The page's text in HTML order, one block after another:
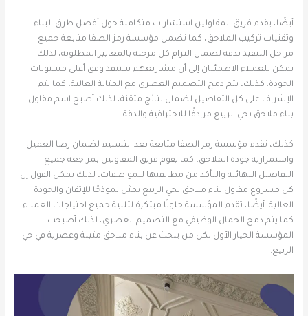
أيضًا، يقدم فريق المقاولين استشارات متكاملة حول أفضل طرق البناء
وتقنيات تركيب الملاحق، كما تضمن مؤسسة رمز الصفا متابعة جميع
مراحل التنفيذ بدقة لضمان التزام كل مرحلة بالمعايير المطلوبة، لذلك
يمكن للعملاء الاطمئنان إلى أن مشاريعهم ستنفذ وفق أعلى مستويات
الجودة. كذلك، يتم دمج التصميم العصري مع المتانة العالية، كما يتم
الإشراف على كل التفاصيل لضمان نتائج متقنة، لذلك أصبح اسم مقاول
بناء ملاحق بحي الربيع مرادفًا للاحترافية والدقة.
كذلك، تقدم مؤسسة رمز الصفا متابعة بعد التسليم لضمان رضا العميل
واستمرارية جودة الملاحق، كما يقوم فريق المقاولين بمراجعة جميع
التفاصيل النهائية والتأكد من مطابقتها للمواصفات، لذلك يمكن القول إن
كل مشروع مقاول بناء ملاحق بحي الربيع يمثل نموذجًا للإتقان والجودة
العالية. أيضًا، تقدم المؤسسة حلولًا مبتكرة لتلبية جميع احتياجات العملاء،
كما يتم دمج الجمال الوظيفي مع التصميم العصري، لذلك أصبحت
المؤسسة الخيار الأول لكل من يبحث عن بناء ملاحق متينة وعصرية في حي
الربيع.